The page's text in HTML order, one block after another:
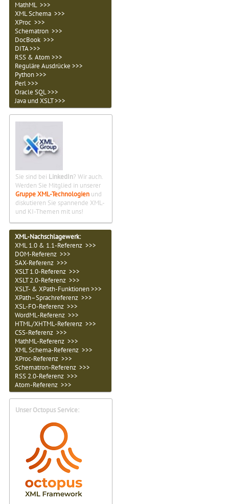
MathML >>>
XML Schema >>>
XProc >>>
Schematron >>>
DocBook >>>
DITA >>>
RSS & Atom >>>
Reguläre Ausdrücke >>>
Python >>>
Perl >>>
Oracle SQL >>>
Java und XSLT >>>
Sie sind bei LinkedIn? Wir auch.
Werden Sie Mitglied in unserer
Gruppe XML-Technologien und
diskutieren Sie spannende XML-
und KI-Themen mit uns!
XML-Nachschlagewerk:
XML 1.0 & 1.1-Referenz >>>
DOM-Referenz >>>
SAX-Referenz >>>
XSLT 1.0-Referenz >>>
XSLT 2.0-Referenz >>>
XSLT- & XPath-Funktionen >>>
XPath–Sprachreferenz >>>
XSL-FO-Referenz >>>
WordML-Referenz >>>
HTML/XHTML-Referenz >>>
CSS-Referenz >>>
MathML-Referenz >>>
XML Schema-Referenz >>>
XProc-Referenz >>>
Schematron-Referenz >>>
RSS 2.0-Referenz >>>
Atom-Referenz >>>
Unser Octopus Service: